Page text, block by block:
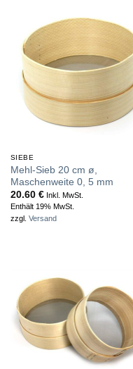
SIEBE
Mehl-Sieb 20 cm ø,
Maschenweite 0, 5 mm
20.60 €Inkl. MwSt.
Enthält 19% MwSt.
zzgl. Versand